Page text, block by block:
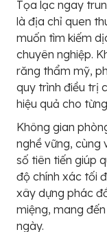
Tọa lạc ngay
là địa chỉ quen
muốn tìm kiếm
chuyên nghiệp.
răng thẩm mỹ,
quy trình điều trị
hiệu quả cho
Không gian
nghề vững, cùng
số tiên tiến giúp
độ chính xác tối
xây dựng phác
miệng, mang
ngày.